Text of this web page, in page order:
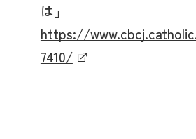
は」
https://
7410/